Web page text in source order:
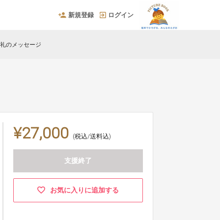
新規登録 ログイン
のメッセージ
¥27,000 (税込/送料込)
支援終了
お気に入りに追加する